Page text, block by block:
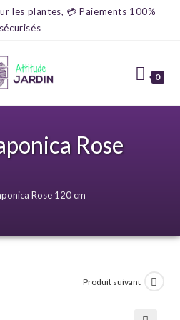
les plantes, 💳 Paiements 100%
sécurisés
0
Rose
Rose 120 cm
Produit suivant